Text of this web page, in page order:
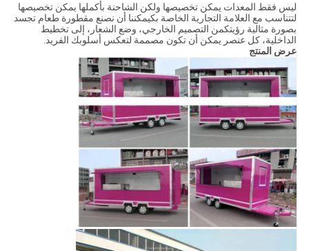
ليس فقط المعدات يمكن تخصيصها ولكن الشاحنة بأكملها يمكن تخصيصها
لتتناسب مع العلامة التجارية الخاصة بكيمكننا أن نصنع مقطورة طعام تجسد
بصورة مثالية رؤيتكمن التصميم الخارجي، وضع الشعار، إلى تخطيط
الداخلية، كل عنصر يمكن أن تكون مصممة لتعكس أسلوبك الفريد.
عرض المنتج